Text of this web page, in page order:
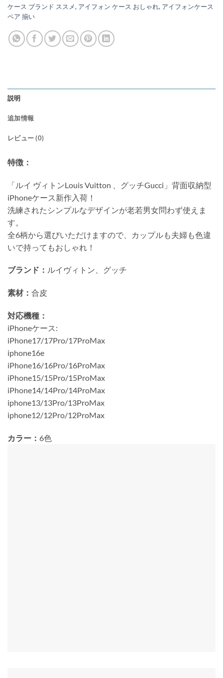
ケース ブランド ススメ, アイフォン ケース おしゃれ, アイフォンケース
ペア 揃い
説明
追加情報
レビュー (0)
特徴：
「ルイ ヴィトンLouis Vuitton 、グッチGucci」背面収納型
iPhoneケース新作入荷！
洗練されたシンプルなデザインが老若男女問わず使えま
す。
全6柄から選びいただけますので、カップルも夫婦も色違
いで持ってもおしゃれ！
ブランド： ルイヴィトン、グッチ
素材： 合皮
対応機種：
iPhoneケース:
iPhone17/17Pro/17ProMax
iphone16e
iPhone16/16Pro/16ProMax
iPhone15/15Pro/15ProMax
iPhone14/14Pro/14ProMax
iphone13/13Pro/13ProMax
iphone12/12Pro/12ProMax
カラー： 6色